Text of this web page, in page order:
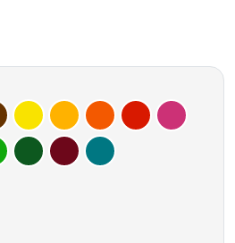
Marron Jaune ClairJaune Foncé
OrangeRouge Fuschia
Vert clairVert FoncéBordeauxTurquoise